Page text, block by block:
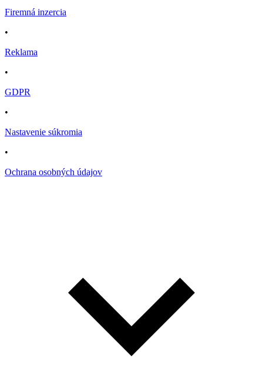
Firemná inzercia
•
Reklama
•
GDPR
•
Nastavenie súkromia
•
Ochrana osobných údajov